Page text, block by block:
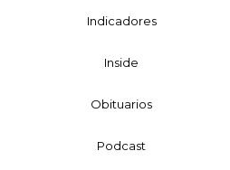
Indicadores
Inside
Obituarios
Podcast